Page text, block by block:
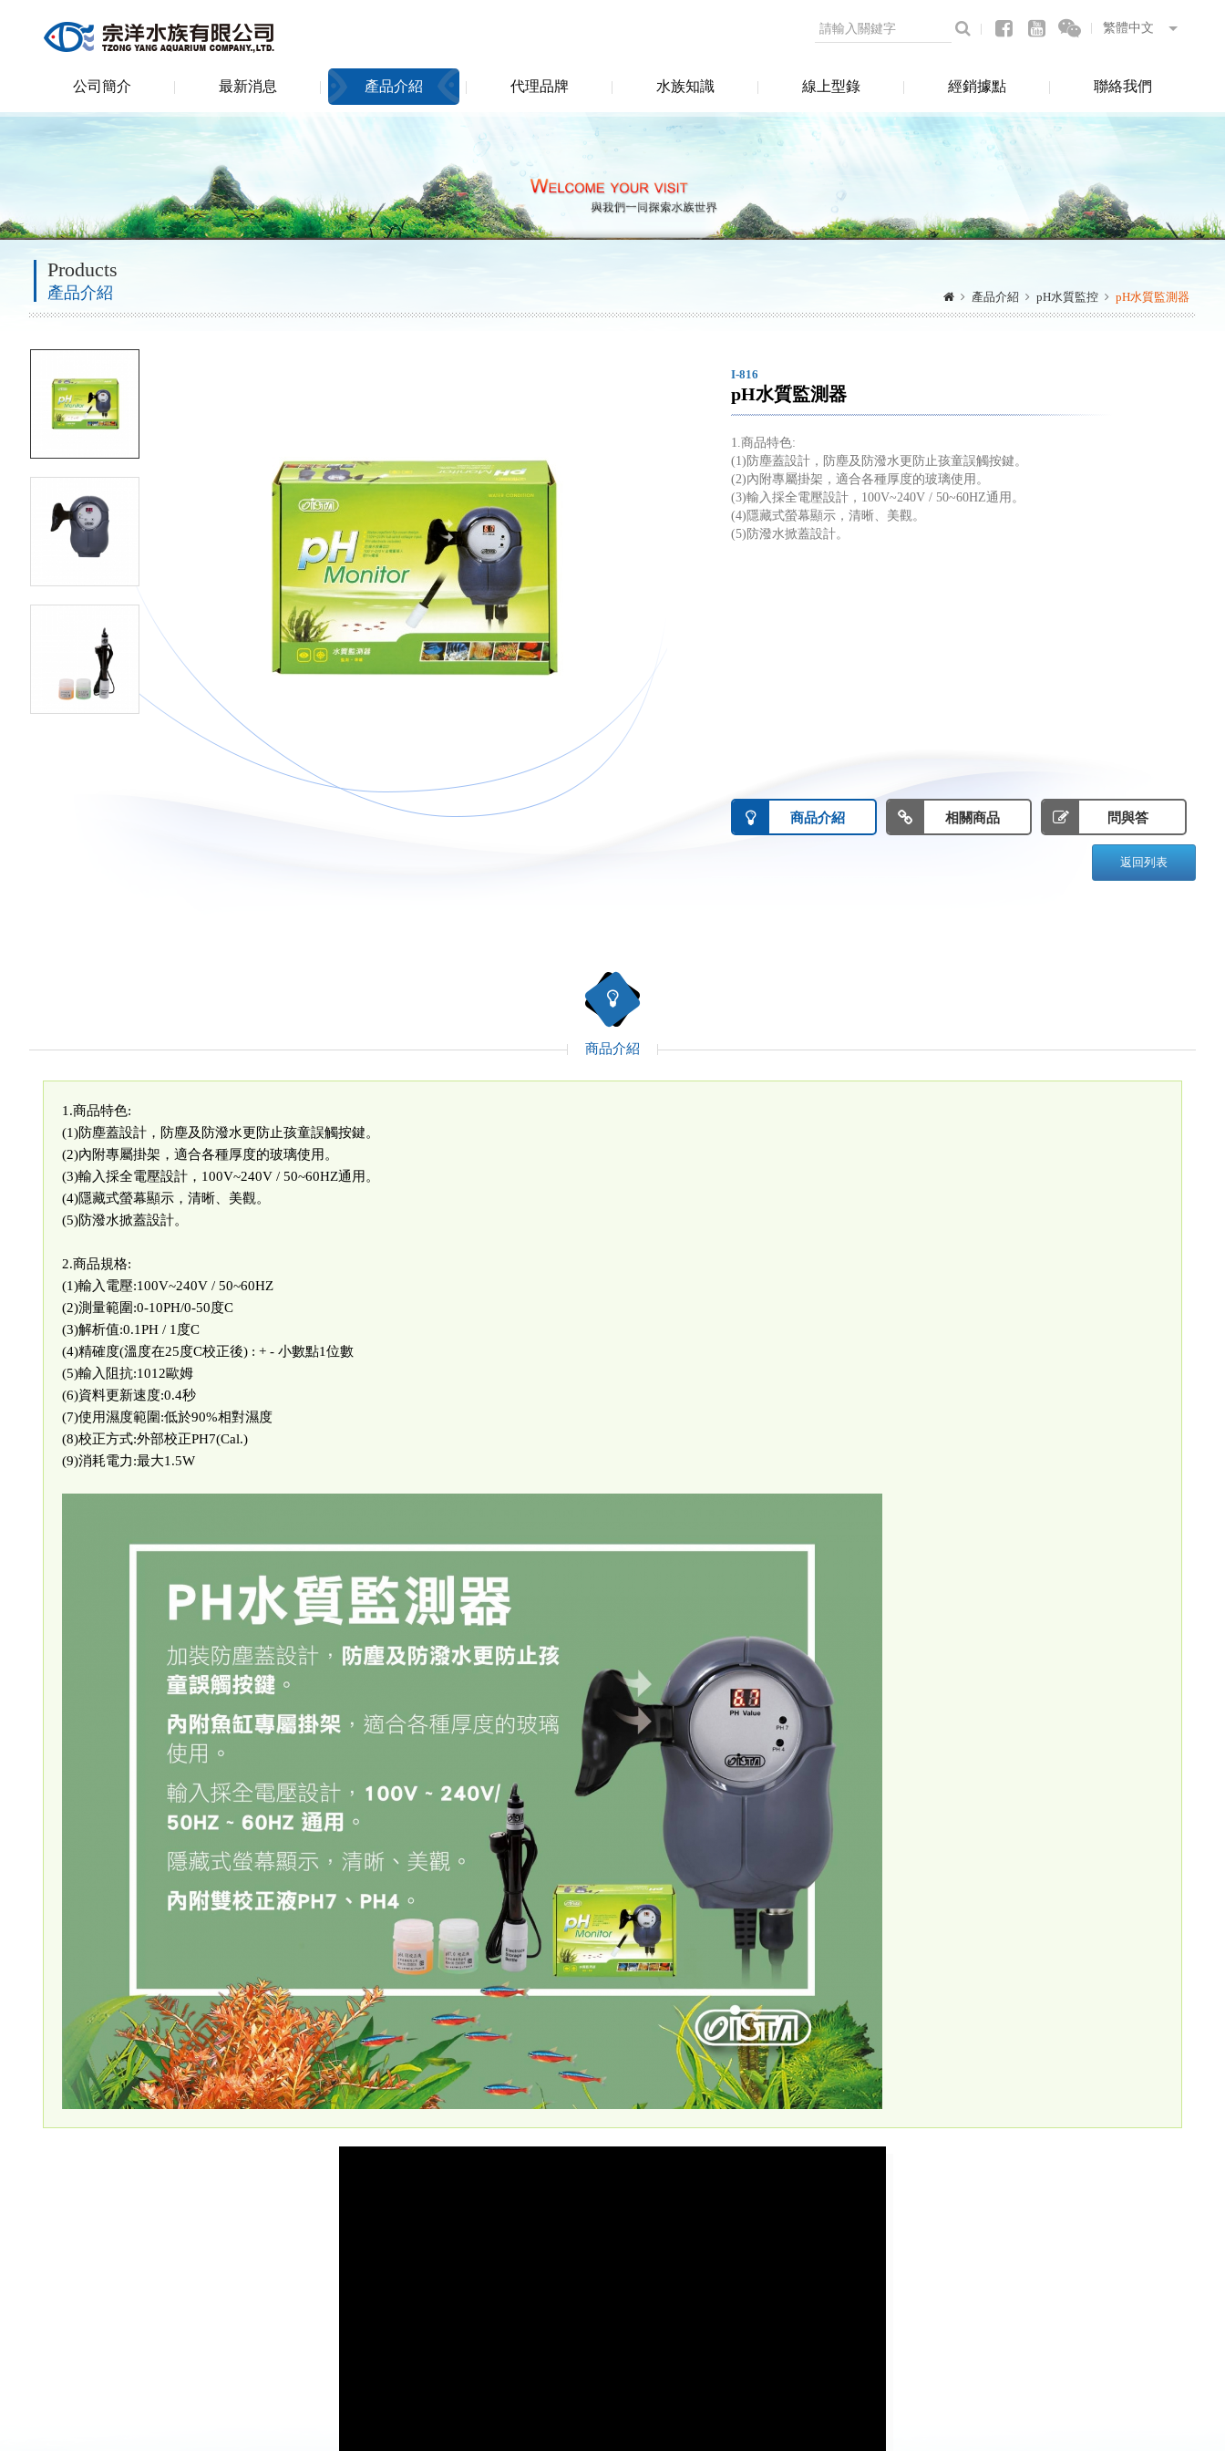
公司簡介 最新消息 產品介紹 代理品牌 水族知識 線上型錄 經銷據點 聯絡我們
Products
產品介紹 產品介紹 pH水質監控 pH水質監測器
I-816
pH水質監測器
1.商品特色:
(1)防塵蓋設計，防塵及防潑水更防止孩童誤觸按鍵。
(2)內附專屬掛架，適合各種厚度的玻璃使用。
(3)輸入採全電壓設計，100V~240V / 50~60HZ通用。
(4)隱藏式螢幕顯示，清晰、美觀。
(5)防潑水掀蓋設計。
商品介紹 相關商品 問與答
返回列表
商品介紹
1.商品特色:
(1)防塵蓋設計，防塵及防潑水更防止孩童誤觸按鍵。
(2)內附專屬掛架，適合各種厚度的玻璃使用。
(3)輸入採全電壓設計，100V~240V / 50~60HZ通用。
(4)隱藏式螢幕顯示，清晰、美觀。
(5)防潑水掀蓋設計。
2.商品規格:
(1)輸入電壓:100V~240V / 50~60HZ
(2)測量範圍:0-10PH/0-50度C
(3)解析值:0.1PH / 1度C
(4)精確度(溫度在25度C校正後) : + - 小數點1位數
(5)輸入阻抗:1012歐姆
(6)資料更新速度:0.4秒
(7)使用濕度範圍:低於90%相對濕度
(8)校正方式:外部校正PH7(Cal.)
(9)消耗電力:最大1.5W